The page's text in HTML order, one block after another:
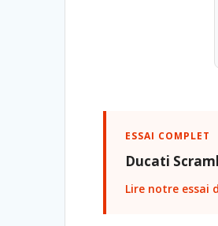
ESSAI COMPLET
Ducati
Lire notre essai